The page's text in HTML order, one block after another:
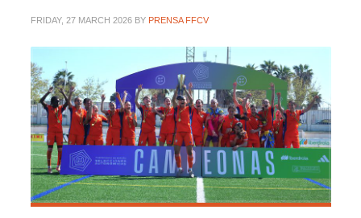
FRIDAY, 27 MARCH 2026 BY PRENSA FFCV